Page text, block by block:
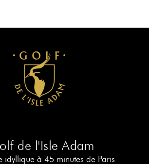
de l'Isle Adam
idyllique à 45 minutes de Paris